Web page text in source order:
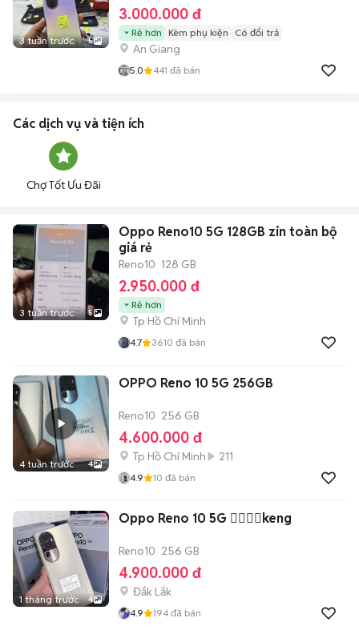
3 tuần trước 5
3.000.000 đ
Rẻ hơn Kèm phụ kiện Có đổi trả
An Giang
5.0 441 đã bán
Các dịch vụ và tiện ích
Chợ Tốt Ưu Đãi
3 tuần trước 5
Oppo Reno10 5G 128GB zin toàn bộ
giá rẻ
Reno10 128 GB
2.950.000 đ
Rẻ hơn
Tp Hồ Chí Minh
4.7 3610 đã bán
4 tuần trước 4
OPPO Reno 10 5G 256GB
Reno10 256 GB
4.600.000 đ
Tp Hồ Chí Minh 211
4.9 10 đã bán
1 tháng trước 4
Oppo Reno 10 5G ❤️‍🔥❤️‍🔥keng
Reno10 256 GB
4.900.000 đ
Đắk Lắk
4.9 194 đã bán